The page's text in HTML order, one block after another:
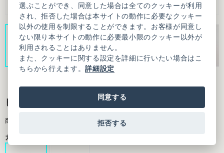
ピーチスキンタフタ ショート コート
商品番号：3101CO001252F03
カラー
選ぶことができ、同意した場合は全てのクッキーが利用
され、拒否した場合は本サイトの動作に必要なクッキー
以外の使用を制限することができます。お客様が同意し
ない限り本サイトの動作に必要最小限のクッキー以外が
利用されることはありません。
また、クッキーに関する設定を詳細に行いたい場合はこ
ちらから行えます。詳細設定
同意する
拒否する